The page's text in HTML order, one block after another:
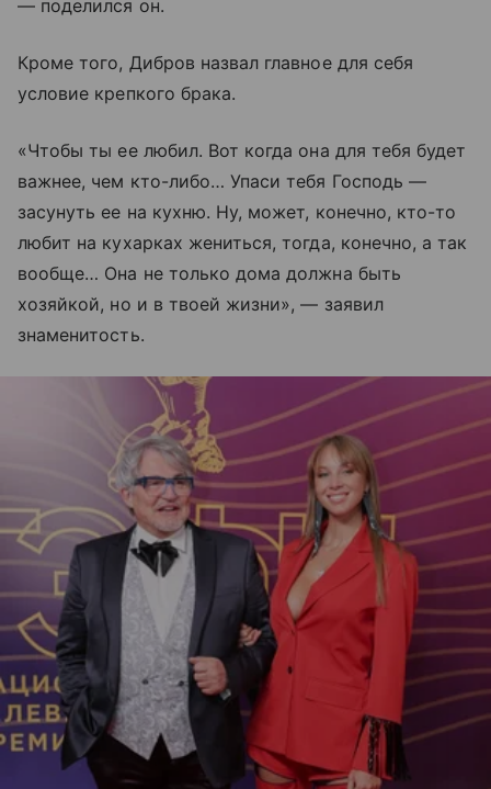
— поделился он.
Кроме того, Дибров назвал главное для себя
условие крепкого брака.
«Чтобы ты ее любил. Вот когда она для тебя будет
важнее, чем кто-либо… Упаси тебя Господь —
засунуть ее на кухню. Ну, может, конечно, кто-то
любит на кухарках жениться, тогда, конечно, а так
вообще… Она не только дома должна быть
хозяйкой, но и в твоей жизни», — заявил
знаменитость.